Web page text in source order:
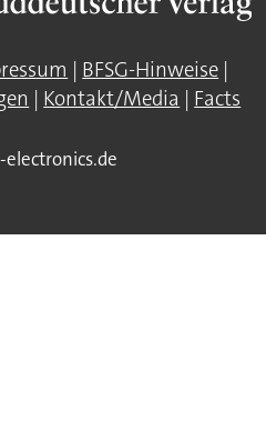
| BFSG-Hinweise |
| Kontakt/Media | Facts